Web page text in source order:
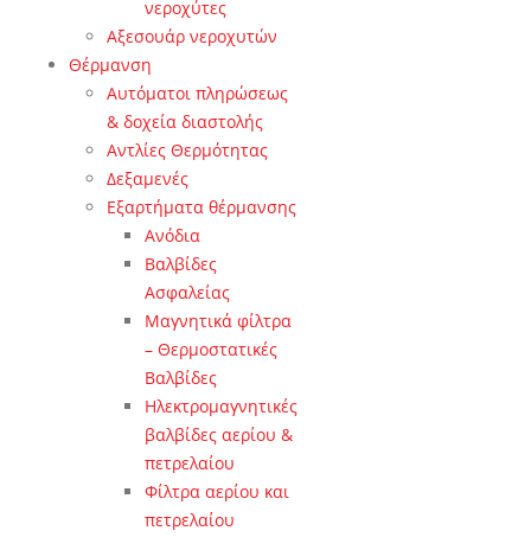
νεροχύτες
Αξεσουάρ νεροχυτών
Θέρμανση
Αυτόματοι πληρώσεως
& δοχεία διαστολής
Αντλίες Θερμότητας
Δεξαμενές
Εξαρτήματα θέρμανσης
Ανόδια
Βαλβίδες
Ασφαλείας
Μαγνητικά φίλτρα
– Θερμοστατικές
Βαλβίδες
Ηλεκτρομαγνητικές
βαλβίδες αερίου &
πετρελαίου
Φίλτρα αερίου και
πετρελαίου